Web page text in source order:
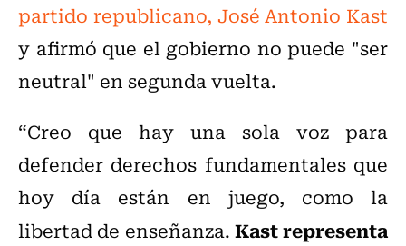
partido republicano, José Antonio Kast
y afirmó que el gobierno no puede "ser
neutral" en segunda vuelta.
“Creo que hay una sola voz para
defender derechos fundamentales que
hoy día están en juego, como la
libertad de enseñanza.Kast representa